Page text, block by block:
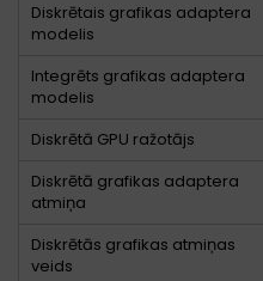
Diskrētais grafikas adaptera
modelis
Integrēts grafikas adaptera
modelis
Diskrētā GPU ražotājs
Diskrētā grafikas adaptera
atmiņa
Diskrētās grafikas atmiņas
veids